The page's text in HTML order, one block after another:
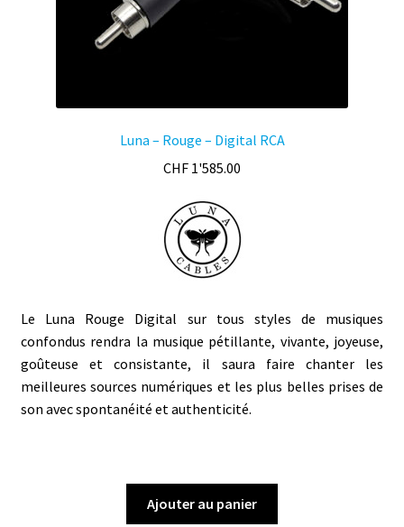
Luna – Rouge – Digital RCA
CHF 1'585.00
Le Luna Rouge Digital sur tous styles de musiques
confondus rendra la musique pétillante, vivante, joyeuse,
goûteuse et consistante, il saura faire chanter les
meilleures sources numériques et les plus belles prises de
son avec spontanéité et authenticité.
Ajouter au panier